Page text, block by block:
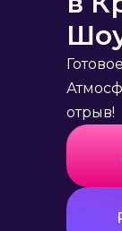
отрыв!